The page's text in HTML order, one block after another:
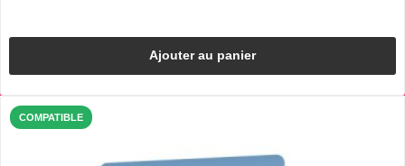
Ajouter au panier
COMPATIBLE